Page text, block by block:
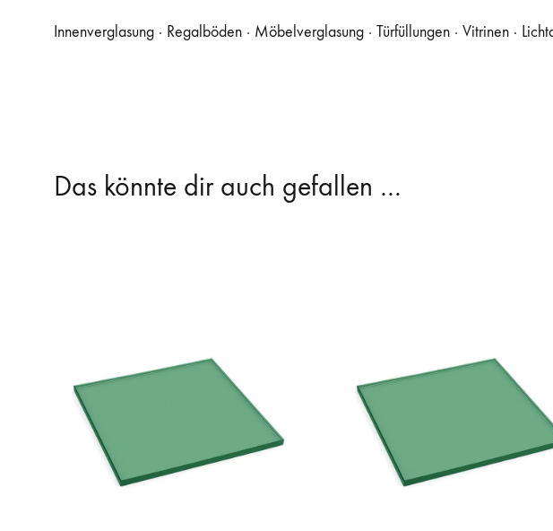
Innenverglasung · Regalböden · Möbelverglasung · Türfüllungen · Vitrinen ·
Das könnte dir auch gefallen …